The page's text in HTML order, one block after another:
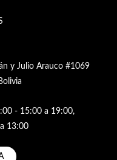
y Julio Arauco #1069
- 15:00 a 19:00,
13:00